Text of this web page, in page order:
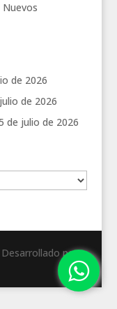
Nuevos
de 2026
de 2026
de julio de 2026
por